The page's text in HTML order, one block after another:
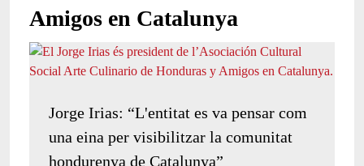
Amigos en Catalunya
Jorge Irias: “L'entitat es va pensar com
una eina per visibilitzar la comunitat
hondurenya de Catalunya”